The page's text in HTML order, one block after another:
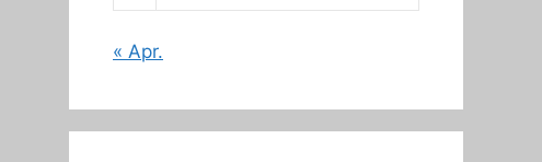
« Apr.